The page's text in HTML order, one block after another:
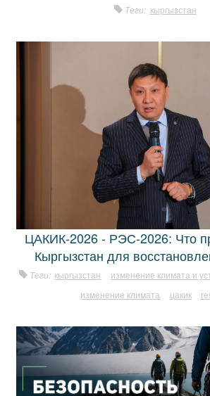
Теги: кыргызстан
ЦАКИК-2026 - РЭС-2026: Что
Кыргызстан для
Теги: кыргызстан
изменение климата и
изменение климата
цакик